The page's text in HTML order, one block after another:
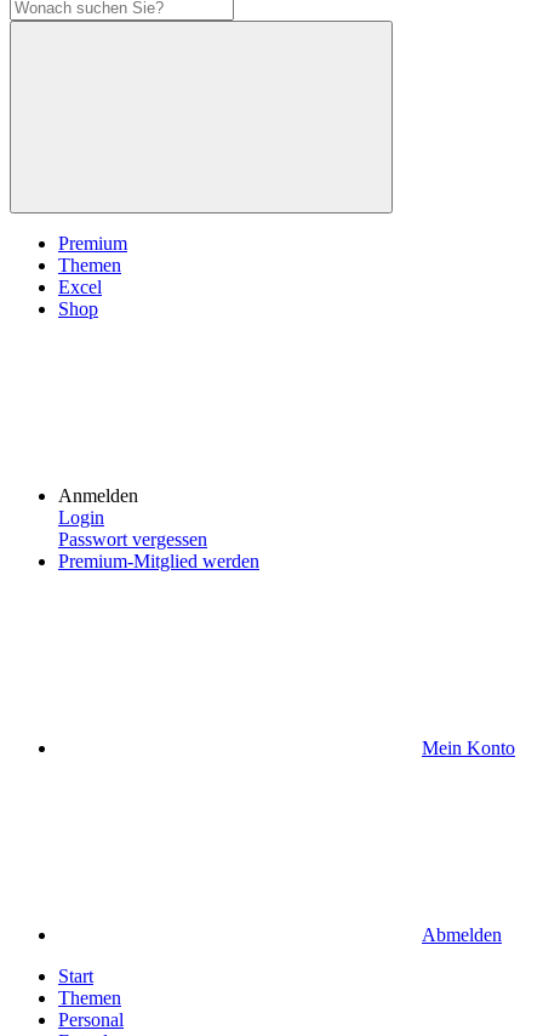
Premium
Themen
Excel
Shop
Anmelden
Login
Passwort vergessen
Premium-Mitglied werden
Mein Konto
Abmelden
Start
Themen
Personal